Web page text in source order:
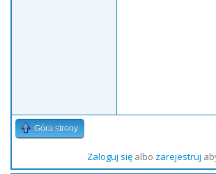
Góra strony
Zaloguj sięalbo zarejestruj